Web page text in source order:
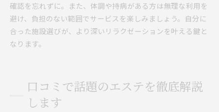
確認を忘れずに。また、体調や持病がある方は無理な利用を
避け、負担のない範囲でサービスを楽しみましょう。自分に
合った施設選びが、より深いリラクゼーションを叶える鍵と
なります。
口コミで話題のエステを徹底解説
します